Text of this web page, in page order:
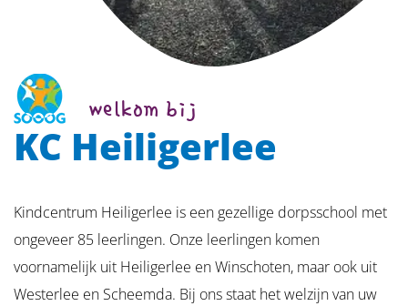
welkom bij
KC Heiligerlee
Kindcentrum Heiligerlee is een gezellige dorpsschool met
ongeveer 85 leerlingen. Onze leerlingen komen
voornamelijk uit Heiligerlee en Winschoten, maar ook uit
Westerlee en Scheemda. Bij ons staat het welzijn van uw